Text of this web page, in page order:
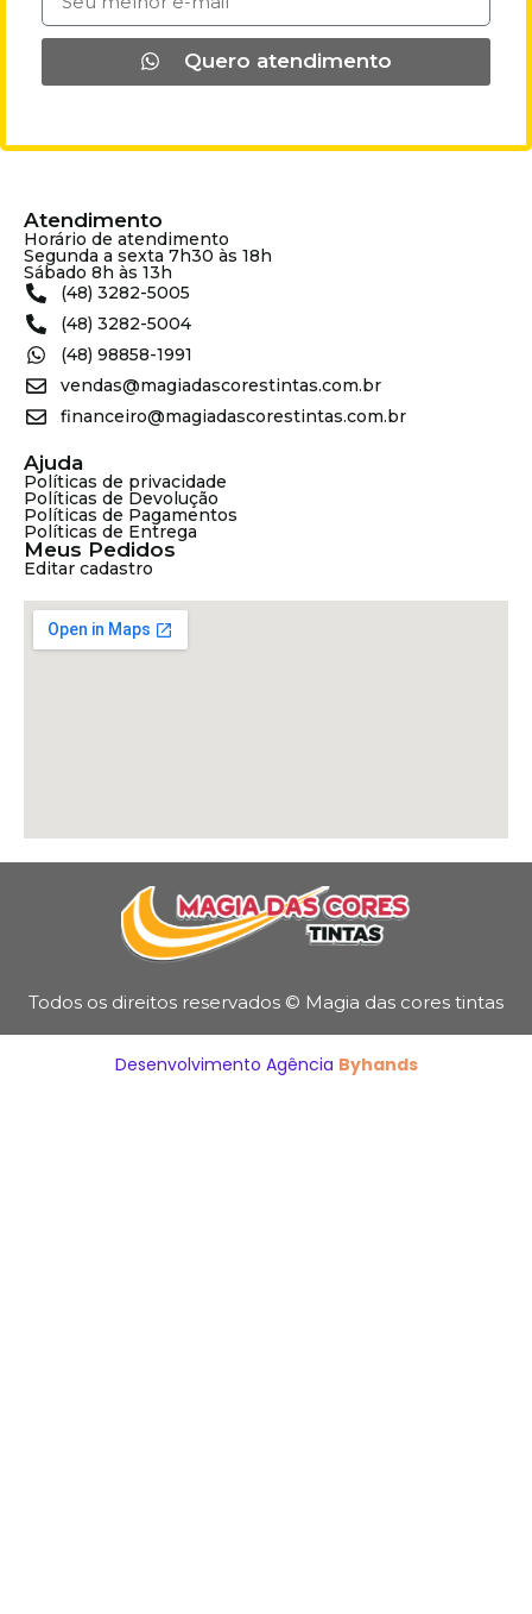
Quero atendimento
Atendimento
Horário de atendimento
Segunda a sexta 7h30 às 18h
Sábado 8h às 13h
(48) 3282-5005
(48) 3282-5004
(48) 98858-1991
vendas@magiadascorestintas.com.br
financeiro@magiadascorestintas.com.br
Ajuda
Políticas de privacidade
Políticas de Devolução
Políticas de Pagamentos
Políticas de Entrega
Meus Pedidos
Editar cadastro
Todos os direitos reservados © Magia das cores tintas
Desenvolvimento Agência Byhands